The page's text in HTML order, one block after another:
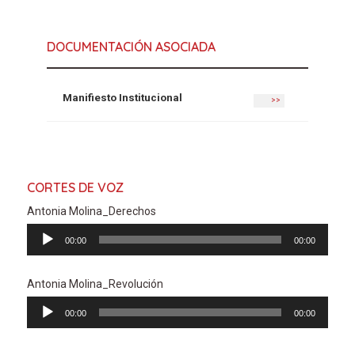
DOCUMENTACIÓN ASOCIADA
Manifiesto Institucional >>
CORTES DE VOZ
Antonia Molina_Derechos
Reproductor
00:00 00:00
Antonia Molina_Revolución
Reproductor
00:00 00:00